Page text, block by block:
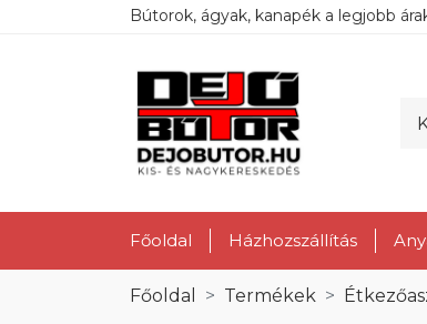
Bútorok, ágyak, kanapék a legjobb
Főoldal Házhozszállítás
Főoldal Termékek